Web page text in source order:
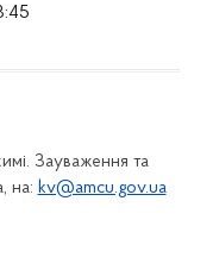
Зауваження та
на: kv@amcu.gov.ua